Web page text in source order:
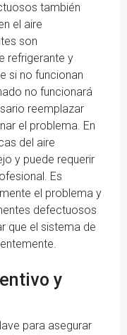
también
el aire
son
refrigerante y
si no funcionan
no funcionará
reemplazar
el problema. En
del aire
y puede requerir
Es
el problema y
defectuosos
que el sistema de
y
para asegurar